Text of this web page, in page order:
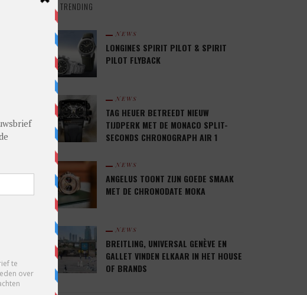
TRENDING
NEWS
LONGINES SPIRIT PILOT & SPIRIT
PILOT FLYBACK
NEWS
TAG HEUER BETREEDT NIEUW
TIJDPERK MET DE MONACO SPLIT-
SECONDS CHRONOGRAPH AIR 1
NEWS
ANGELUS TOONT ZIJN GOEDE SMAAK
MET DE CHRONODATE MOKA
NEWS
BREITLING, UNIVERSAL GENÈVE EN
GALLET VINDEN ELKAAR IN HET HOUSE
OF BRANDS